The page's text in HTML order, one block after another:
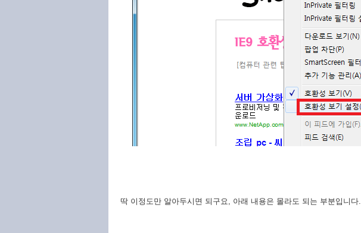
딱 이정도만 알아두시면 되구요, 아래 내용은 몰라도 되는 부분입니다.